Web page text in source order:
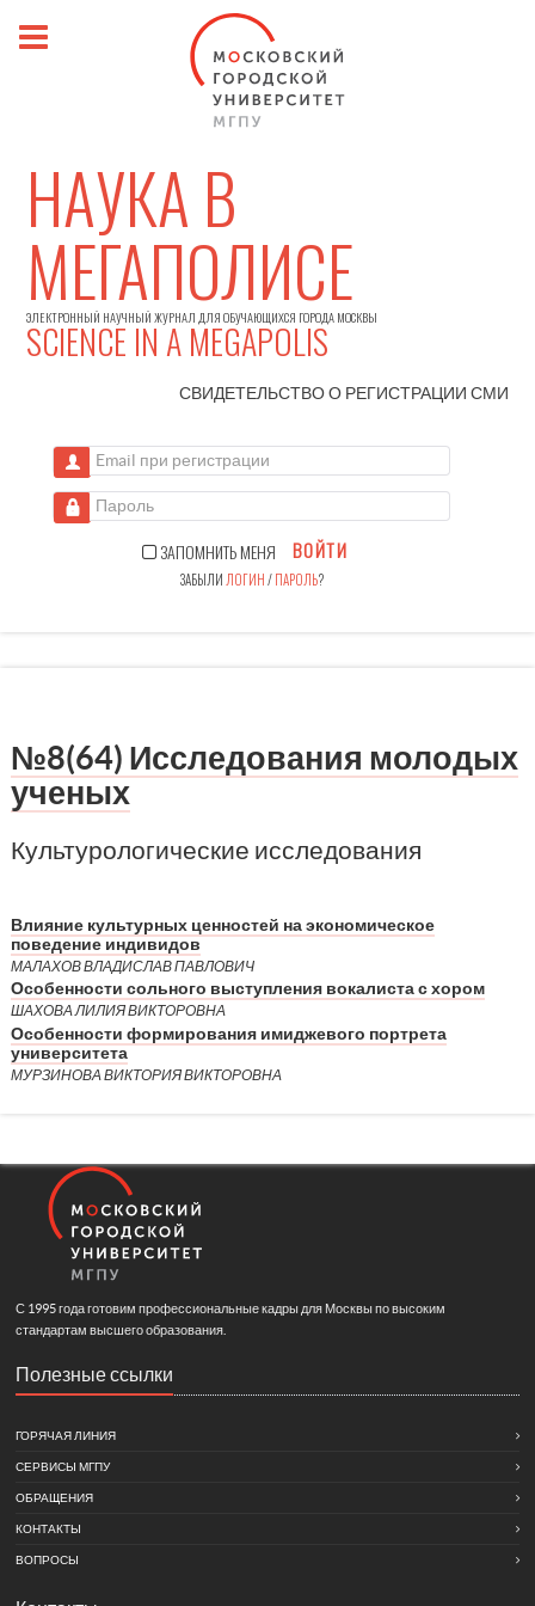
НАУКА В
МЕГАПОЛИСЕ
ЭЛЕКТРОННЫЙ НАУЧНЫЙ ЖУРНАЛ ДЛЯ ОБУЧАЮЩИХСЯ ГОРОДА МОСКВЫ
SCIENCE IN A MEGAPOLIS
СВИДЕТЕЛЬСТВО О РЕГИСТРАЦИИСМИ
Email при регистрации
Пароль
ЗАПОМНИТЬ МЕНЯ ВОЙТИ
ЗАБЫЛИ ЛОГИН/ПАРОЛЬ?
№8(64) Исследования молодых
ученых
Культурологические исследования
Влияние культурных ценностей на экономическое
поведение индивидов
МАЛАХОВ ВЛАДИСЛАВ ПАВЛОВИЧ
Особенности сольного выступления вокалиста с хором
ШАХОВА ЛИЛИЯ ВИКТОРОВНА
Особенности формирования имиджевого портрета
университета
МУРЗИНОВА ВИКТОРИЯ ВИКТОРОВНА
С 1995 года готовим профессиональные кадры для Москвы по высоким
стандартам высшего образования.
Полезные ссылки
ГОРЯЧАЯ ЛИНИЯ
СЕРВИСЫ МГПУ
ОБРАЩЕНИЯ
КОНТАКТЫ
ВОПРОСЫ